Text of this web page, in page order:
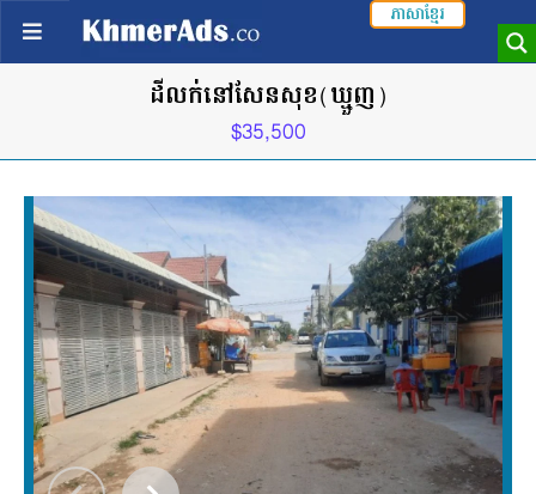
ភាសាខ្មែរ
ដីលក់នៅសែនសុខ(ឃ្មួញ)
$35,500